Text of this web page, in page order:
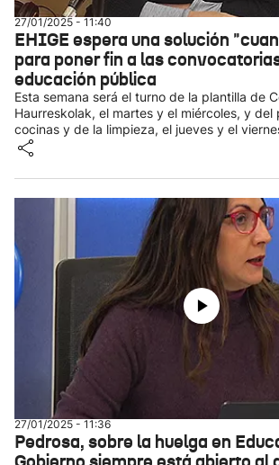
27/01/2025 - 11:40
EHIGE espera una solución
para poner fin a las
educación pública
Esta semana será el turno de la plantilla de
Haurreskolak, el martes y el miércoles, y del
cocinas y de la limpieza, el jueves y el
27/01/2025 - 11:36
Pedrosa, sobre la huelga en